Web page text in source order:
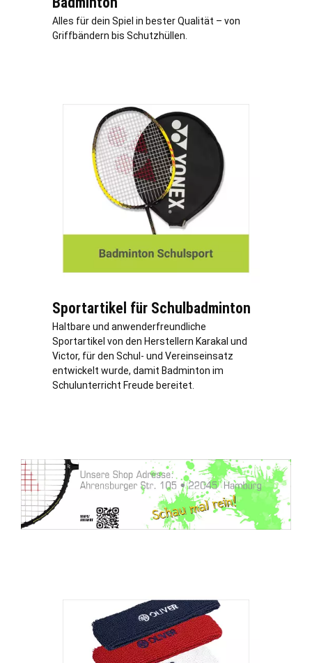
Alles für dein Spiel in bester Qualität – von
Griffbändern bis Schutzhüllen.
Sportartikel für Schulbadminton
Haltbare und anwenderfreundliche
Sportartikel von den Herstellern Karakal und
Victor, für den Schul- und Vereinseinsatz
entwickelt wurde, damit Badminton im
Schulunterricht Freude bereitet.